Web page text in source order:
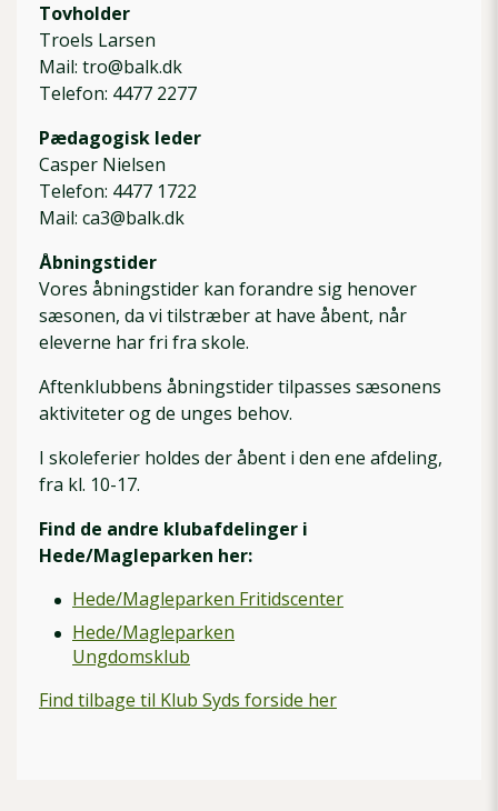
Tovholder
Troels Larsen
Mail: tro@balk.dk
Telefon: 4477 2277
Pædagogisk leder
Casper Nielsen
Telefon: 4477 1722
Mail: ca3@balk.dk
Åbningstider
Vores åbningstider kan forandre sig henover
sæsonen, da vi tilstræber at have åbent, når
eleverne har fri fra skole.
Aftenklubbens åbningstider tilpasses sæsonens
aktiviteter og de unges behov.
I skoleferier holdes der åbent i den ene afdeling,
fra kl. 10-17.
Find de andre klubafdelinger i
Hede/Magleparken her:
Hede/Magleparken Fritidscenter
Hede/Magleparken
Ungdomsklub
Find tilbage til Klub Syds forside her